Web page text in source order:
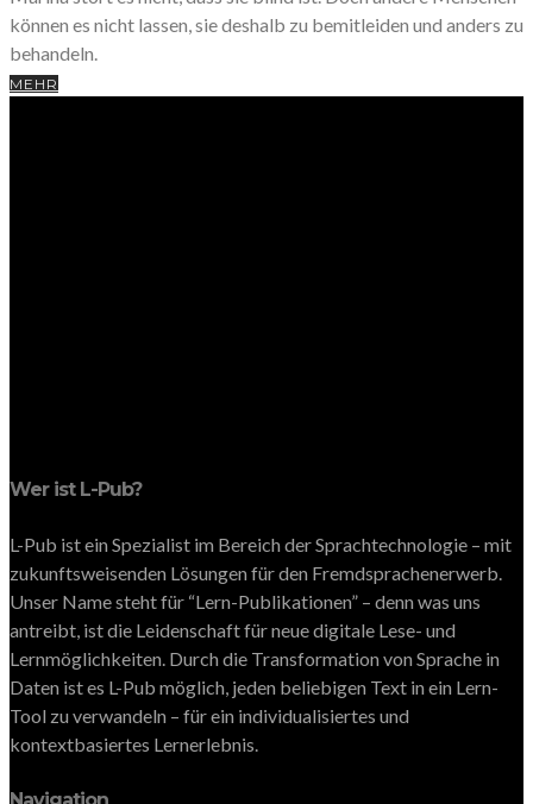
können es nicht lassen, sie deshalb zu bemitleiden und anders zu
behandeln.
MEHR
Wer ist L-Pub?
L-Pub ist ein Spezialist im Bereich der Sprachtechnologie – mit
zukunftsweisenden Lösungen für den Fremdsprachenerwerb.
Unser Name steht für “Lern-Publikationen” – denn was uns
antreibt, ist die Leidenschaft für neue digitale Lese- und
Lernmöglichkeiten. Durch die Transformation von Sprache in
Daten ist es L-Pub möglich, jeden beliebigen Text in ein Lern-
Tool zu verwandeln – für ein individualisiertes und
kontextbasiertes Lernerlebnis.